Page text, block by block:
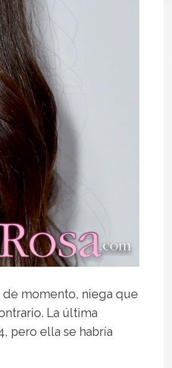
de momento, niega que
La última
pero ella se habría